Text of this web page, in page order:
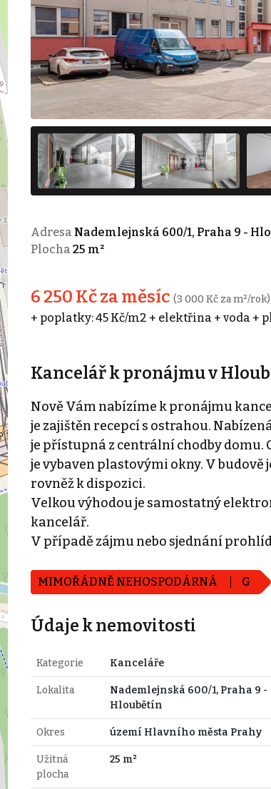
Adresa Nademlejnská 600/1, Praha 9 -
Plocha 25 m²
6 250 Kč za měsíc (3 000 Kč za m²/rok)
+ poplatky: 45 Kč/m2 + elektřina + voda +
Kancelář k pronájmu v
Nově Vám nabízíme k pronájmu
je zajištěn recepcí s ostrahou.
je přístupná z centrální chodby domu.
je vybaven plastovými okny. V
rovněž k dispozici.
Velkou výhodou je samostatný
kancelář.
V případě zájmu nebo sjednání
MIMOŘÁDNĚ NEHOSPODÁRNÁ G
Údaje k nemovitosti
Kategorie Kanceláře
Lokalita
Nademlejnská 600/1, Praha 9 -
Hloubětín
Okres území Hlavního města Prahy
Užitná
plocha
25 m²